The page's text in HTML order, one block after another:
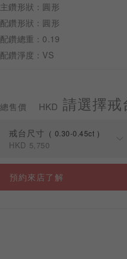
主鑽形狀：圓形
配鑽形狀：圓形
配鑽總重：0.19
配鑽淨度：VS
總售價 HKD 請選擇戒
戒台尺寸 0.30-0.45ct
HKD 5,750
克拉 戒台價
0.30-0.45ct HKD
預約來店了解